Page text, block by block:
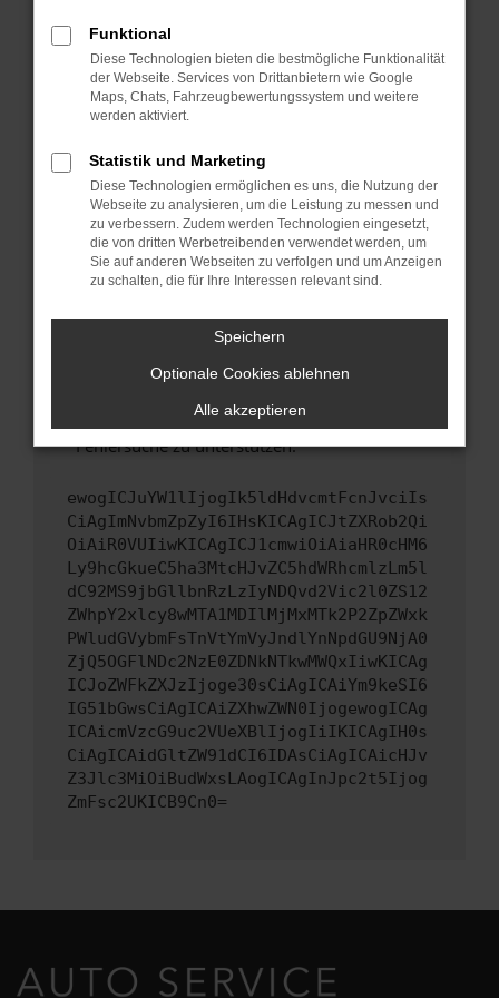
Fenster?
Starte dein Gerät neu.
Das kann manchmal helfen, vorübergehende
Probleme zu beheben.
Betriebssystem auf dem neuesten Stand
sind.
Veraltete Software birgt nicht nur ein
Sicherheitsrisiko, sondern kann auch dazu
führen, dass bestimmte Funktionen nicht mehr
unterstützt werden.
Wende dich an den Webseitenbetreiber.
Wenn du alle oben genannten Schritte versucht
hast, kontaktiere uns bitte. Wir werden
uns diesen Text schicken, um uns bei der
Fehlersuche zu unterstützen:
ewogICJuYW1lIjogIk5ldHdvcmtFcnJvciIs
CiAgImNvbmZpZyI6IHsKICAgICJtZXRob2Qi
OiAiR0VUIiwKICAgICJ1cmwiOiAiaHR0cHM6
Ly9hcGkueC5ha3MtcHJvZC5hdWRhcmlzLm5l
dC92MS9jbGllbnRzLzIyNDQvd2Vic2l0ZS12
ZWhpY2xlcy8wMTA1MDIlMjMxMTk2P2ZpZWxk
PWludGVybmFsTnVtYmVyJndlYnNpdGU9NjA0
ZjQ5OGFlNDc2NzE0ZDNkNTkwMWQxIiwKICAg
ICJoZWFkZXJzIjoge30sCiAgICAiYm9keSI6
IG51bGwsCiAgICAiZXhwZWN0IjogewogICAg
ICAicmVzcG9uc2VUeXBlIjogIiIKICAgIH0s
CiAgICAidGltZW91dCI6IDAsCiAgICAicHJv
Z3Jlc3MiOiBudWxsLAogICAgInJpc2t5Ijog
ZmFsc2UKICB9Cn0=
Funktional
Diese Technologien bieten die bestmögliche Funktionalität
der Webseite. Services von Drittanbietern wie Google
Maps, Chats, Fahrzeugbewertungssystem und weitere
werden aktiviert.
Statistik und Marketing
Diese Technologien ermöglichen es uns, die Nutzung der
Webseite zu analysieren, um die Leistung zu messen und
zu verbessern. Zudem werden Technologien eingesetzt,
die von dritten Werbetreibenden verwendet werden, um
Sie auf anderen Webseiten zu verfolgen und um Anzeigen
zu schalten, die für Ihre Interessen relevant sind.
Speichern
Optionale Cookies ablehnen
Alle akzeptieren